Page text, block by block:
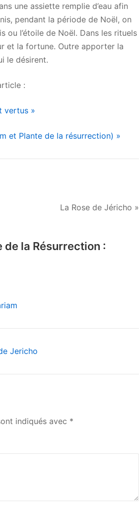
une assiette remplie d’eau afin
pendant la période de Noël, on
ou l’étoile de Noël. Dans les rituels
et la fortune. Outre apporter la
le désirent.
:
vertus »
et Plante de la résurrection) »
La Rose de Jéricho »
la Résurrection :
Jericho
indiqués avec *